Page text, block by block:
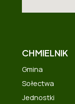
CHMIELNIK
Gmina
Sołectwa
Jednostki